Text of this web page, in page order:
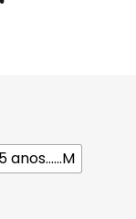
anos......M